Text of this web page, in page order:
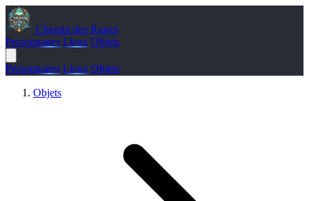
Chemin des Runes
Personnages Lieux Objets
Personnages Lieux Objets
Objets